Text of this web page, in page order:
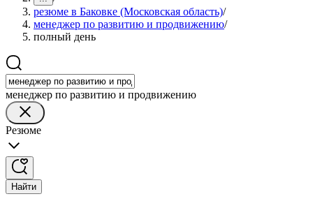
резюме в Баковке (Московская область)/
менеджер по развитию и продвижению/
полный день
менеджер по развитию и продвижению
Резюме
Найти